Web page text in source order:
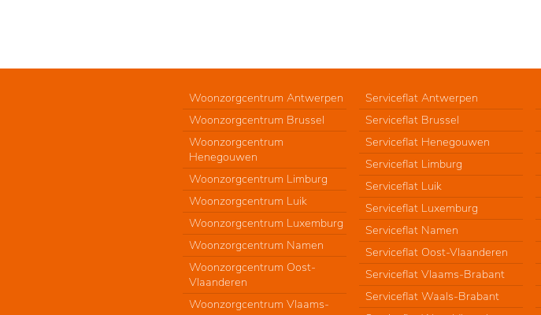
Woonzorgcentrum Antwerpen
Woonzorgcentrum Brussel
Woonzorgcentrum
Henegouwen
Woonzorgcentrum Limburg
Woonzorgcentrum Luik
Woonzorgcentrum Luxemburg
Woonzorgcentrum Namen
Woonzorgcentrum Oost-
Vlaanderen
Woonzorgcentrum Vlaams-
Serviceflat Antwerpen
Serviceflat Brussel
Serviceflat Henegouwen
Serviceflat Limburg
Serviceflat Luik
Serviceflat Luxemburg
Serviceflat Namen
Serviceflat Oost-Vlaanderen
Serviceflat Vlaams-Brabant
Serviceflat Waals-Brabant